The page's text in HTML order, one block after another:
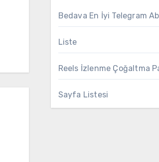
Bedava En İyi Telegram
Liste
Reels İzlenme Çoğaltma
Sayfa Listesi